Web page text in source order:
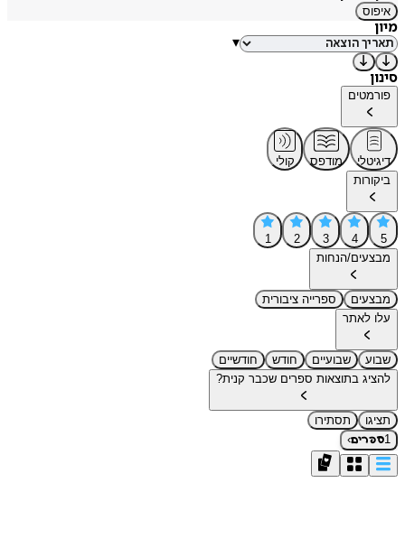
איפוס
מיון
▾
סינון
פורמטים
דיגיטלי מודפס
קולי
ביקורות
5
4
3
2
1
מבצעים/הנחות
מבצעים
ספרייה ציבורית
עלו לאתר
שבוע שבועיים חודש
חודשיים
להציג בתוצאות ספרים שכבר קנית?
תציגו
תסתירו
1ספרים›